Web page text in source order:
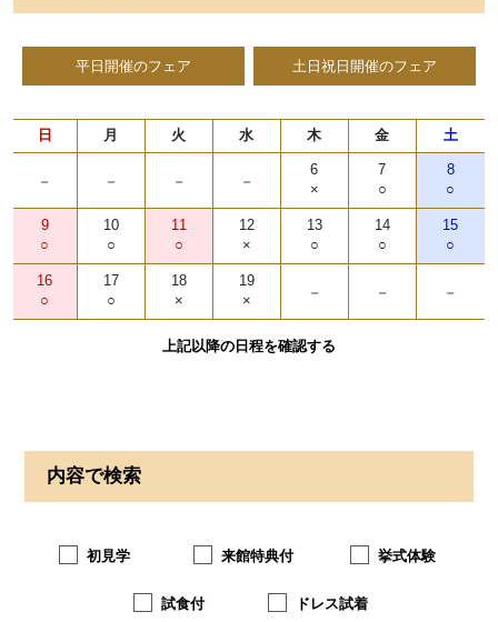
平日開催のフェア 土日祝日開催のフェア
日 月 火 水 木 金 土
- - - -
6
×
7
○
8
○
9
○
10
○
11
○
12
×
13
○
14
○
15
○
16
○
17
○
18
×
19
×
- - -
上記以降の日程を確認する
内容で検索
初見学 来館特典付 挙式体験
試食付 ドレス試着